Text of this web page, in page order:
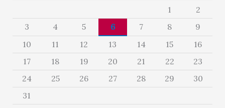
1
2
3
4 5 6 7 8
9
10
11 12 13 14 15
16
17
18 19 20 21 22
23
24
25 26 27 28 29
30
31